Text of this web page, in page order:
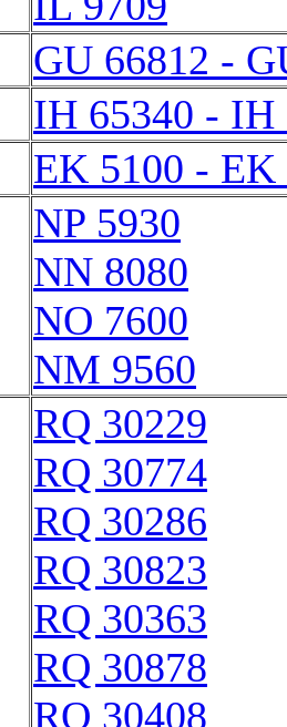
GU 66812 -
IH 65340 - IH
EK 5100 - EK
NP 5930
NN 8080
NO 7600
NM 9560
RQ 30229
RQ 30774
RQ 30286
RQ 30823
RQ 30363
RQ 30878
RQ 30408